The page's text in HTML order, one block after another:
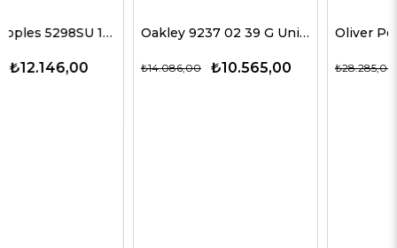
Oakley 9237 02 39 G Unisex Güneş Gözlükleri
₺10.565,00
₺14.086,00
Oliver Peoples 5514SU 1678C5 51 G Unisex Güneş Gözlükleri
₺14.143,00
₺28.285,00